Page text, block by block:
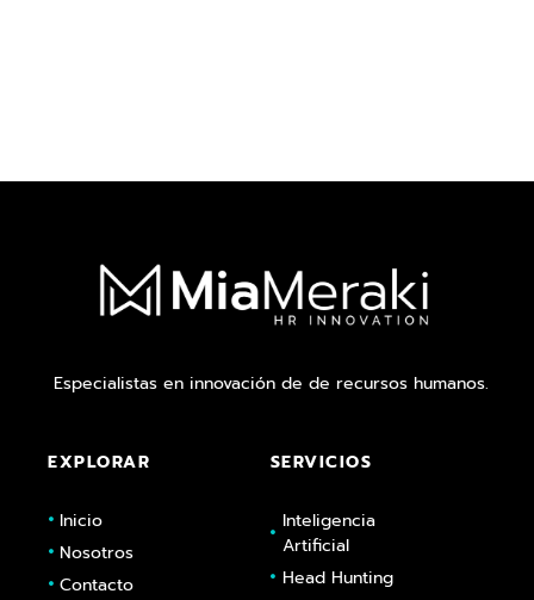
Especialistas en innovación de de recursos humanos.
EXPLORAR
Inicio
Nosotros
Contacto
SERVICIOS
Inteligencia
Artificial
Head Hunting